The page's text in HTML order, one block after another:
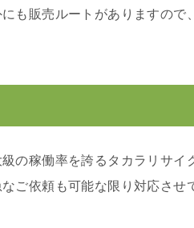
も販売ルートがありますの
の稼働率を誇るタカラリサ
ご依頼も可能な限り対応させ